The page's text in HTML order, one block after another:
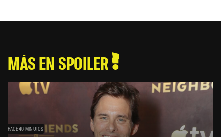
MÁS EN SPOILER
HACE 46 MINUTOS